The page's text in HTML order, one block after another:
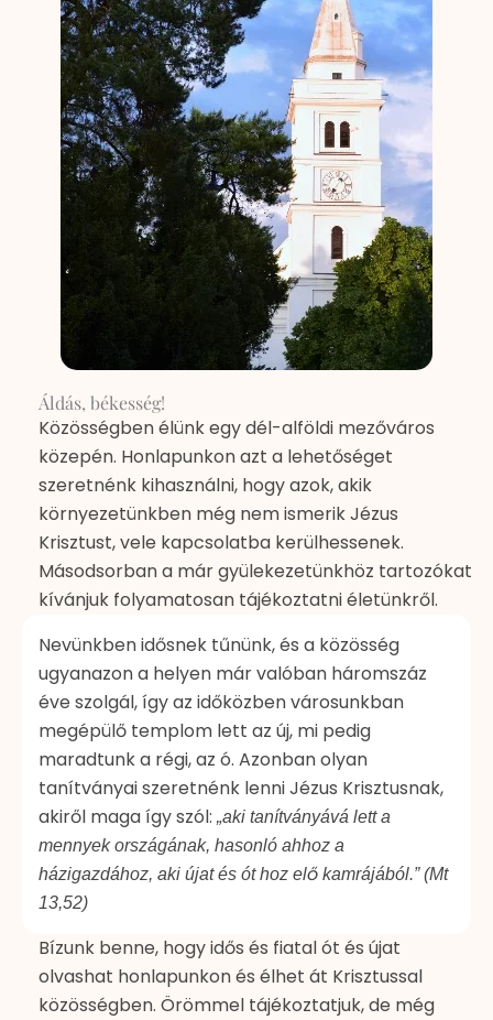
Áldás, békesség!
Közösségben élünk egy dél-alföldi mezőváros
közepén. Honlapunkon azt a lehetőséget
szeretnénk kihasználni, hogy azok, akik
környezetünkben még nem ismerik Jézus
Krisztust, vele kapcsolatba kerülhessenek.
Másodsorban a már gyülekezetünkhöz tartozókat
kívánjuk folyamatosan tájékoztatni életünkről.
Nevünkben idősnek tűnünk, és a közösség
ugyanazon a helyen már valóban háromszáz
éve szolgál, így az időközben városunkban
megépülő templom lett az új, mi pedig
maradtunk a régi, az ó. Azonban olyan
tanítványai szeretnénk lenni Jézus Krisztusnak,
akiről maga így szól: „aki tanítványává lett a
mennyek országának, hasonló ahhoz a
házigazdához, aki újat és ót hoz elő kamrájából.” (Mt
13,52)
Bízunk benne, hogy idős és fiatal ót és újat
olvashat honlapunkon és élhet át Krisztussal
közösségben. Örömmel tájékoztatjuk, de még